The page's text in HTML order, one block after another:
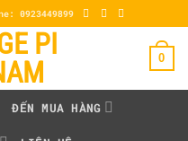
0923449899
0
ĐẾN MUA HÀNG